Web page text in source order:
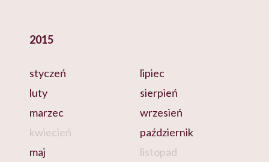
2015
styczeń
luty
marzec
kwiecień
maj
lipiec
sierpień
wrzesień
październik
listopad